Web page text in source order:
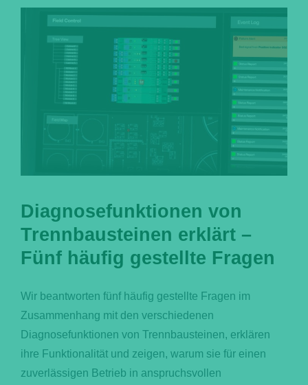
Português
Diagnosefunktionen von
Trennbausteinen erklärt –
Fünf häufig gestellte Fragen
Wir beantworten fünf häufig gestellte Fragen im
Zusammenhang mit den verschiedenen
Diagnosefunktionen von Trennbausteinen, erklären
ihre Funktionalität und zeigen, warum sie für einen
zuverlässigen Betrieb in anspruchsvollen